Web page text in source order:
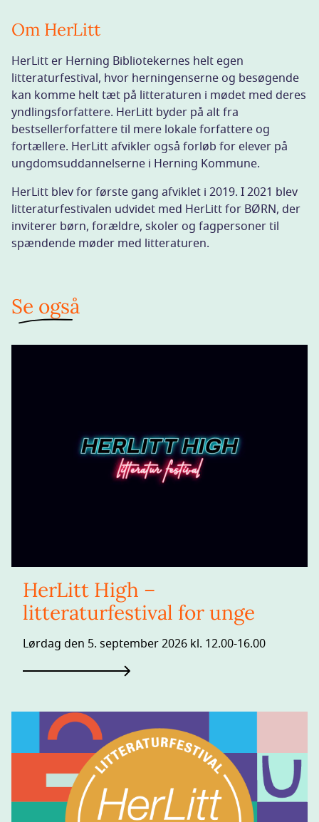
Om HerLitt
HerLitt er Herning Bibliotekernes helt egen
litteraturfestival, hvor herningenserne og besøgende
kan komme helt tæt på litteraturen i mødet med deres
yndlingsforfattere. HerLitt byder på alt fra
bestsellerforfattere til mere lokale forfattere og
fortællere. HerLitt afvikler også forløb for elever på
ungdomsuddannelserne i Herning Kommune.
HerLitt blev for første gang afviklet i 2019. I 2021 blev
litteraturfestivalen udvidet med HerLitt for BØRN, der
inviterer børn, forældre, skoler og fagpersoner til
spændende møder med litteraturen.
Se også
HerLitt High –
litteraturfestival for unge
Lørdag den 5. september 2026 kl. 12.00-16.00